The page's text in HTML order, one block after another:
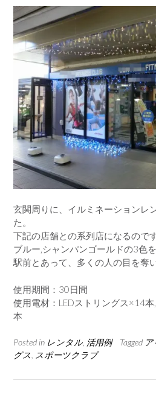
玄関周りに、イルミネーションレ
た。
下記の店舗との系列店になるので
ブルー,シャンパンゴールドの3色
駅前とあって、多くの人の目を奪
使用期間：30日間
使用電材：LEDストリングス×14
本
Posted in レンタル, 活用例 Tagged
グス
スポーツクラブ